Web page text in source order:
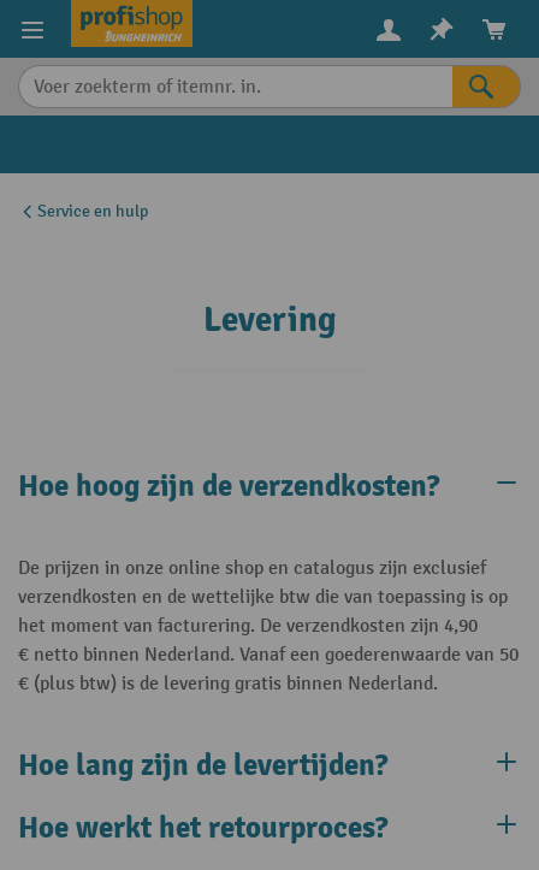
content
Service en hulp
Levering
Hoe hoog zijn de verzendkosten?
De prijzen in onze online shop en catalogus zijn exclusief
verzendkosten en de wettelijke btw die van toepassing is op
het moment van facturering. De verzendkosten zijn 4,90
€ netto binnen Nederland. Vanaf een goederenwaarde van 50
€ (plus btw) is de levering gratis binnen Nederland.
Hoe lang zijn de levertijden?
Hoe werkt het retourproces?